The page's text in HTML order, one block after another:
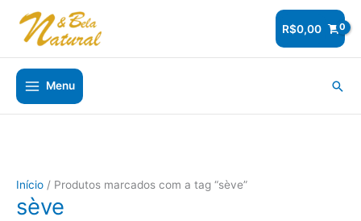
para
conteúdo
R$0,00
Menu
Início / Produtos marcados com a tag “sève”
sève